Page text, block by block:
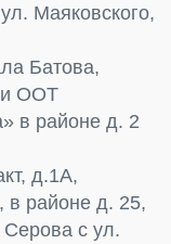
Маяковского,
Батова,
ООТ
в районе д. 2
д.1А,
в районе д. 25,
Серова с ул.